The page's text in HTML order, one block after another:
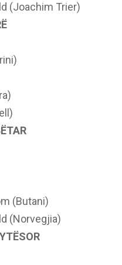
(Joachim Trier)
(Butani)
(Norvegjia)